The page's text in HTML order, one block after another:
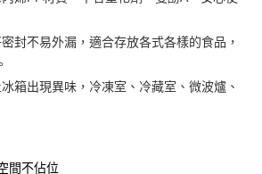
，可選擇「超商條碼／台灣大直營門市／銀行轉
」等通路繳費。
股份有限公司」（以下簡稱本公司）所提供，讓
務購買商品或服務，並由商店將買賣／分期付款
，依約使用本公司帳單繳交帳款。
址）提供予台灣大哥大進項蒐集、處理及利用，
含以上)免運費
含以上)免運費
封不易外漏，適合存放各式各樣的食品，
箱出現異味，冷凍室、冷藏室、微波爐、
間不佔位